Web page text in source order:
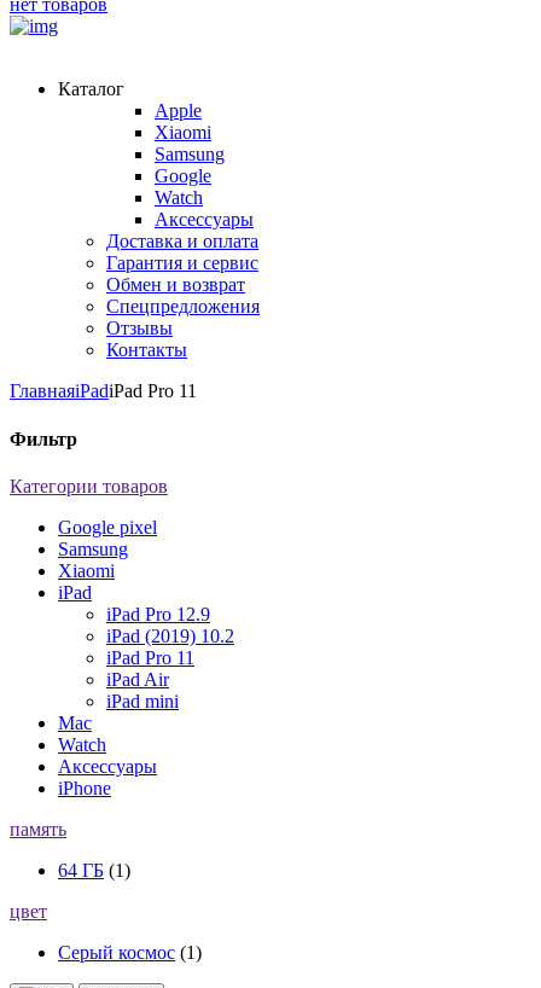
нет товаров
Каталог
Apple
Xiaomi
Samsung
Google
Watch
Аксессуары
Доставка и оплата
Гарантия и сервис
Обмен и возврат
Спецпредложения
Отзывы
Контакты
ГлавнаяiPadiPad Pro 11
Фильтр
Категории товаров
Google pixel
Samsung
Xiaomi
iPad
iPad Pro 12.9
iPad (2019) 10.2
iPad Pro 11
iPad Air
iPad mini
Mac
Watch
Аксессуары
iPhone
память
64 ГБ (1)
цвет
Серый космос (1)